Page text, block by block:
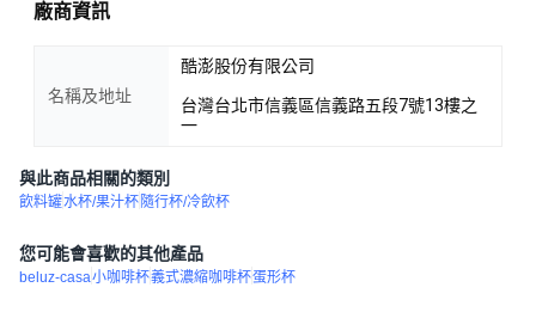
廠商資訊
名稱及地址
酷澎股份有限公司
台灣台北市信義區信義路五段7號13樓之
一
與此商品相關的類別
飲料罐水杯/果汁杯 隨行杯/冷飲杯
您可能會喜歡的其他產品
beluz-casa小咖啡杯義式濃縮咖啡杯蛋形杯